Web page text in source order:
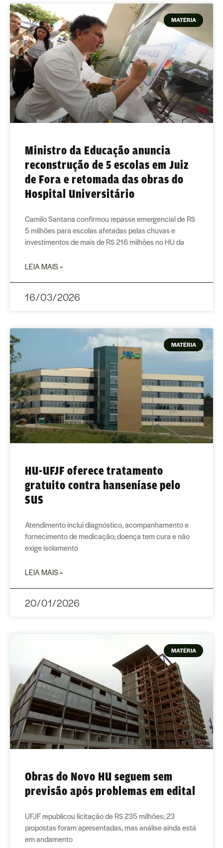
MATÉRIA
Ministro da Educação anuncia
reconstrução de 5 escolas em Juiz
de Fora e retomada das obras do
Hospital Universitário
Camilo Santana confirmou repasse emergencial de R$
5 milhões para escolas afetadas pelas chuvas e
investimentos de mais de R$ 216 milhões no HU da
LEIA MAIS »
16/03/2026
MATÉRIA
HU-UFJF oferece tratamento
gratuito contra hanseníase pelo
SUS
Atendimento inclui diagnóstico, acompanhamento e
fornecimento de medicação; doença tem cura e não
exige isolamento
LEIA MAIS »
20/01/2026
MATÉRIA
Obras do Novo HU seguem sem
previsão após problemas em edital
UFJF republicou licitação de R$ 235 milhões; 23
propostas foram apresentadas, mas análise ainda está
em andamento